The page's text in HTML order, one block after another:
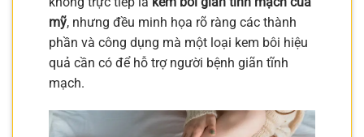
mỹ, nhưng đều minh họa rõ ràng các thành
phần và công dụng mà một loại kem bôi hiệu
quả cần có để hỗ trợ người bệnh giãn tĩnh
mạch.